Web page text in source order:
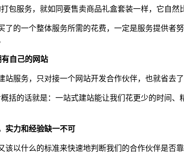
包服务，就如同要售卖商品礼盒套装一样，它自
了的一个整体服务所需的花费，一定是服务提供
自己的网站
站服务，只对接一个网站开发合作伙伴，也就省去
括的话就是：一站式建站能让我们花更少的时间
实力和经验缺一不可
该以什么的标准来快速地判断我们的合作伙伴是否